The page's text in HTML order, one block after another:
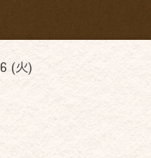
(火)